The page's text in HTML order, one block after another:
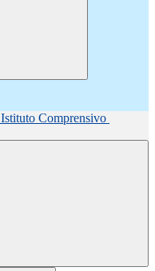
Istituto Comprensivo